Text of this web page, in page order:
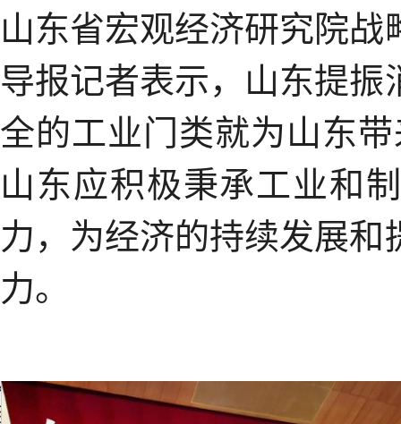
山东省宏观经济研究院
导报记者表示，山东提
全的工业门类就为山东
山东应积极秉承工业和
力，为经济的持续发展
力。